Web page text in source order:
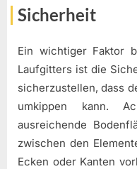
Sicherheit
Ein wichtiger Faktor
Laufgitters ist die
sicherzustellen, dass
umkippen kann.
ausreichende
zwischen den
Ecken oder Kanten